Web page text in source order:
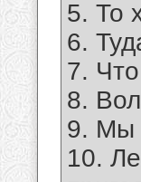
5. То
6.
7.
8.
9. Мы
10.